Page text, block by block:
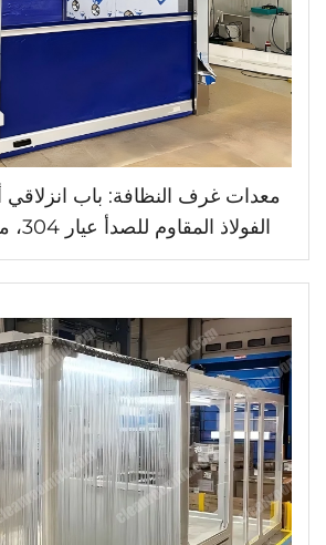
معدات غرف النظافة: باب انزلاقي
هوائية للبضائع، وقفل